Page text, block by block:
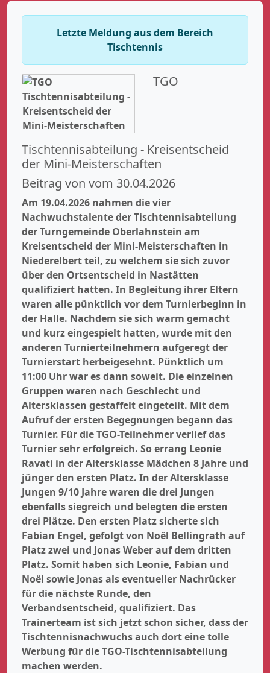
Letzte Meldung aus dem Bereich
Tischtennis
TGO
Tischtennisabteilung - Kreisentscheid
der Mini-Meisterschaften
Beitrag von vom 30.04.2026
Am 19.04.2026 nahmen die vier
Nachwuchstalente der Tischtennisabteilung
der Turngemeinde Oberlahnstein am
Kreisentscheid der Mini-Meisterschaften in
Niederelbert teil, zu welchem sie sich zuvor
über den Ortsentscheid in Nastätten
qualifiziert hatten. In Begleitung ihrer Eltern
waren alle pünktlich vor dem Turnierbeginn in
der Halle. Nachdem sie sich warm gemacht
und kurz eingespielt hatten, wurde mit den
anderen Turnierteilnehmern aufgeregt der
Turnierstart herbeigesehnt. Pünktlich um
11:00 Uhr war es dann soweit. Die einzelnen
Gruppen waren nach Geschlecht und
Altersklassen gestaffelt eingeteilt. Mit dem
Aufruf der ersten Begegnungen begann das
Turnier. Für die TGO-Teilnehmer verlief das
Turnier sehr erfolgreich. So errang Leonie
Ravati in der Altersklasse Mädchen 8 Jahre und
jünger den ersten Platz. In der Altersklasse
Jungen 9/10 Jahre waren die drei Jungen
ebenfalls siegreich und belegten die ersten
drei Plätze. Den ersten Platz sicherte sich
Fabian Engel, gefolgt von Noël Bellingrath auf
Platz zwei und Jonas Weber auf dem dritten
Platz. Somit haben sich Leonie, Fabian und
Noël sowie Jonas als eventueller Nachrücker
für die nächste Runde, den
Verbandsentscheid, qualifiziert. Das
Trainerteam ist sich jetzt schon sicher, dass der
Tischtennisnachwuchs auch dort eine tolle
Werbung für die TGO-Tischtennisabteilung
machen werden.